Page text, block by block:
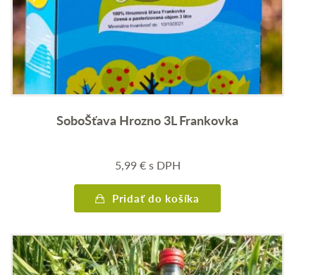
SoboŠťava Hrozno 3L Frankovka
5,99€s DPH
Pridať do košíka